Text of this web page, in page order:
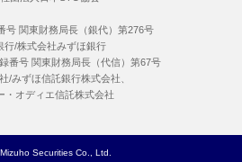
号 関東財務局長（銀代）第276号
行/株式会社みずほ銀行
番号 関東財務局長（代信）第67号
/みずほ信託銀行株式会社、
・オディエ信託株式会社
Securities Co., Ltd.